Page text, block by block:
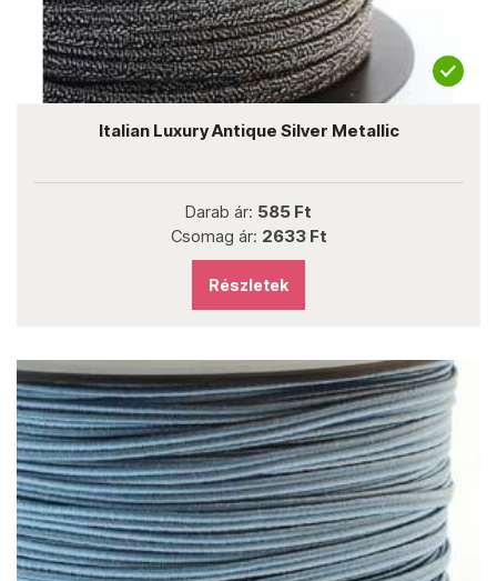
Italian Luxury Antique Silver Metallic
Darab ár: 585 Ft
Csomag ár: 2633 Ft
Részletek